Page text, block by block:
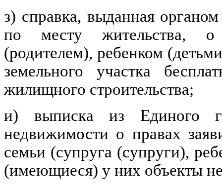
з) справка, выданная
по месту жительства, о
(родителем), ребенком
земельного участка
жилищного строительства;
и) выписка из Единого
недвижимости о правах
семьи (супруга (супруги),
(имеющиеся) у них объекты